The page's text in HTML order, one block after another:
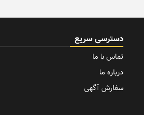
دسترسی سریع
تماس با ما
درباره ما
سفارش آگهی